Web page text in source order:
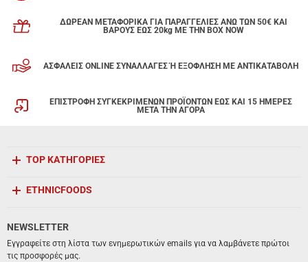
ΔΩΡΕΑΝ ΜΕΤΑΦΟΡΙΚΑ ΓΙΑ ΠΑΡΑΓΓΕΛΙΕΣ ΑΝΩ ΤΩΝ 50€ ΚΑΙ
ΒΑΡΟΥΣ ΕΩΣ 20kg ΜΕ ΤΗΝ BOX NOW
ΑΣΦΑΛΕΙΣ ONLINE ΣΥΝΑΛΛΑΓΕΣ Ή ΕΞΟΦΛΗΣΗ ΜΕ ΑΝΤΙΚΑΤΑΒΟΛΗ
ΕΠΙΣΤΡΟΦΗ ΣΥΓΚΕΚΡΙΜΕΝΩΝ ΠΡΟΪΟΝΤΩΝ ΕΩΣ ΚΑΙ 15 ΗΜΕΡΕΣ
ΜΕΤΑ ΤΗΝ ΑΓΟΡΑ
TOP ΚΑΤΗΓΟΡΙΕΣ
ETHNICFOODS
NEWSLETTER
Εγγραφείτε στη λίστα των ενημερωτικών emails για να λαμβάνετε πρώτοι
τις προσφορές μας.